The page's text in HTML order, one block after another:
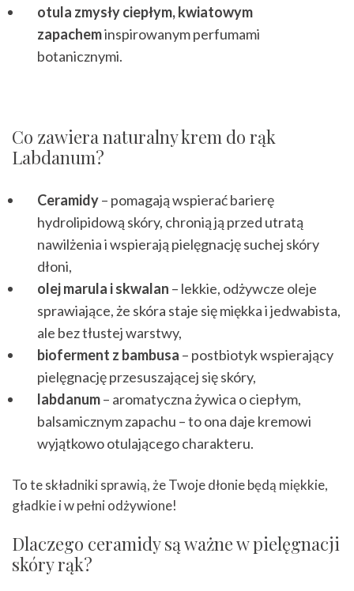
otula zmysły ciepłym, kwiatowym
zapacheminspirowanym perfumami
botanicznymi.
Co zawiera naturalny krem do rąk
Labdanum?
Ceramidy– pomagają wspierać barierę
hydrolipidową skóry, chronią ją przed utratą
nawilżenia i wspierają pielęgnację suchej skóry
dłoni,
olej marula i skwalan – lekkie, odżywcze oleje
sprawiające, że skóra staje się miękka i jedwabista,
ale bez tłustej warstwy,
bioferment z bambusa – postbiotyk wspierający
pielęgnację przesuszającej się skóry,
labdanum– aromatyczna żywica o ciepłym,
balsamicznym zapachu – to ona daje kremowi
wyjątkowo otulającego charakteru.
To te składniki sprawią, że Twoje dłonie będą miękkie,
gładkie i w pełni odżywione!
Dlaczego ceramidy są ważne w pielęgnacji
skóry rąk?